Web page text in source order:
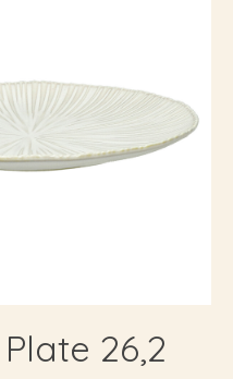
26,2